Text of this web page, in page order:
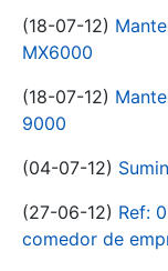
(18-07-12)
MX6000
(18-07-12)
9000
(04-07-12)
(27-06-12) Ref:
comedor de